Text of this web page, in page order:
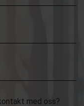
med oss?